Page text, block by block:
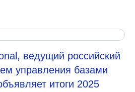
ведущий российский
управления базами
итоги 2025